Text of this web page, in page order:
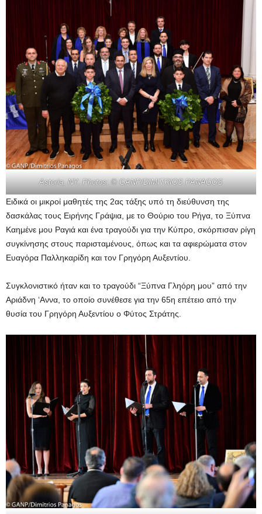
Astoria, NY. Photos: © GANP/DIMITRIOS PANAGOS
Ειδικά οι μικροί μαθητές της 2ας τάξης υπό τη διεύθυνση της
δασκάλας τους Ειρήνης Γράψια, με το Θούριο του Ρήγα, το Ξύπνα
Καημένε μου Ραγιά και ένα τραγούδι για την Κύπρο, σκόρπισαν ρίγη
συγκίνησης στους παρισταμένους, όπως και τα αφιερώματα στον
Ευαγόρα Παλληκαρίδη και τον Γρηγόρη Αυξεντίου.
Συγκλονιστικό ήταν και το τραγούδι “Ξύπνα Γληόρη μου” από την
Αριάδνη ‘Αννα, το οποίο συνέθεσε για την 65η επέτειο από την
θυσία του Γρηγόρη Αυξεντίου ο Φύτος Στράτης.